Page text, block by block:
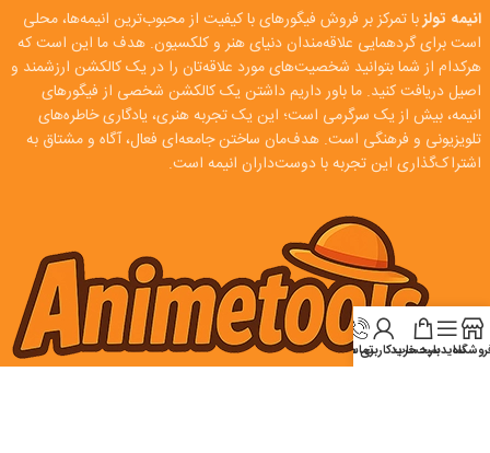
انیمه تولزبا تمرکز بر فروش فیگورهای با کیفیت از محبوب‌ترین انیمه‌ها، محلی
است برای گردهمایی علاقه‌مندان دنیای هنر و کلکسیون. هدف ما این است که
هرکدام از شما بتوانید شخصیت‌های مورد علاقه‌تان را در یک کالکشن ارزشمند و
اصیل دریافت کنید. ما باور داریم داشتن یک کالکشن شخصی از فیگورهای
انیمه، بیش از یک سرگرمی است؛ این یک تجربه هنری، یادگاری خاطره‌های
تلویزیونی و فرهنگی است. هدف‌مان ساختن جامعه‌ای فعال، آگاه و مشتاق به
اشتراک‌گذاری این تجربه با دوست‌داران انیمه است.
سایدبارسبد خرید
حساب کاربری من
تماس